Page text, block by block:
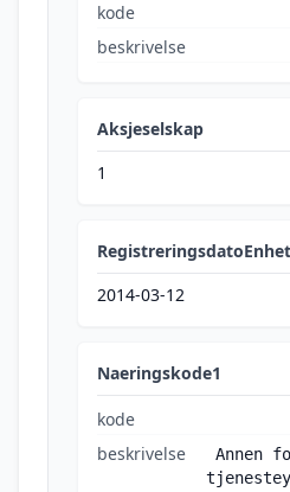
kode
beskrivelse
Aksjeselskap
1
2014-03-12
Naeringskode1
kode
beskrivelse
Annen